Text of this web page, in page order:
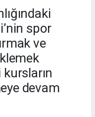
spor
ve
devam